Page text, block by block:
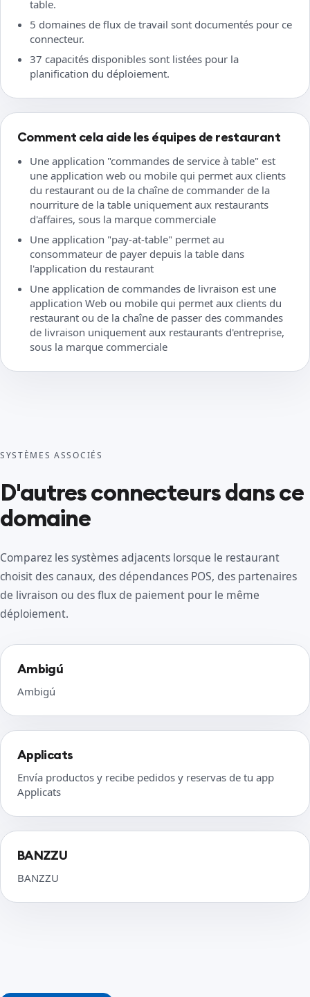
table.
5 domaines de flux de travail sont documentés pour ce
connecteur.
37 capacités disponibles sont listées pour la
planification du déploiement.
Comment cela aide les équipes de restaurant
Une application "commandes de service à table" est
une application web ou mobile qui permet aux clients
du restaurant ou de la chaîne de commander de la
nourriture de la table uniquement aux restaurants
d'affaires, sous la marque commerciale
Une application "pay-at-table" permet au
consommateur de payer depuis la table dans
l'application du restaurant
Une application de commandes de livraison est une
application Web ou mobile qui permet aux clients du
restaurant ou de la chaîne de passer des commandes
de livraison uniquement aux restaurants d'entreprise,
sous la marque commerciale
SYSTÈMES ASSOCIÉS
D'autres connecteurs dans ce
domaine
Comparez les systèmes adjacents lorsque le restaurant
choisit des canaux, des dépendances POS, des partenaires
de livraison ou des flux de paiement pour le même
déploiement.
Ambigú
Ambigú
Applicats
Envía productos y recibe pedidos y reservas de tu app
Applicats
BANZZU
BANZZU